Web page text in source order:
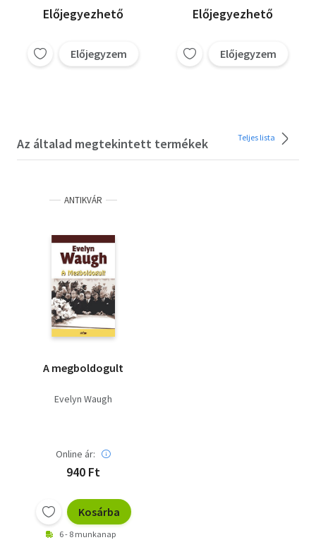
Előjegyezhető
Előjegyzem
Előjegyezhető
Előjegyzem
Az általad megtekintett termékek Teljes lista
ANTIKVÁR
A megboldogult
Evelyn Waugh
Online ár:
940 Ft
Kosárba
6 - 8 munkanap